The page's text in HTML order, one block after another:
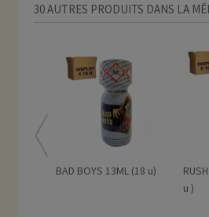
30 AUTRES PRODUITS DANS LA
BAD BOYS 13ML (18 u)
u )